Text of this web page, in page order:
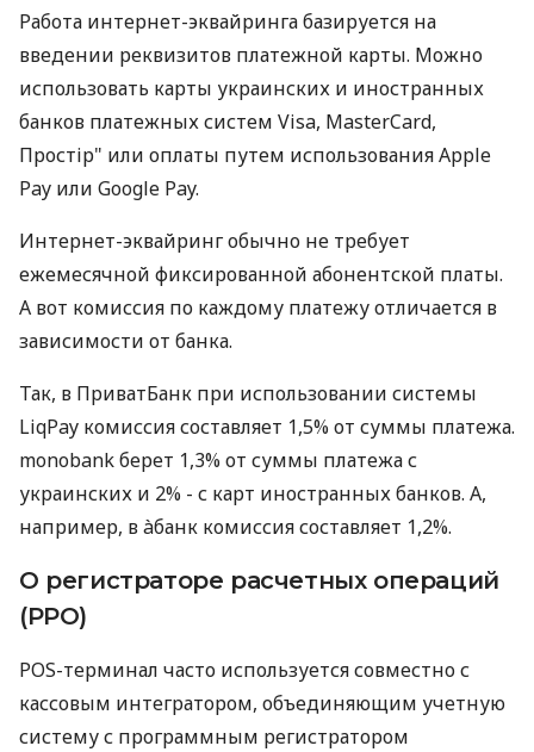
Работа интернет-эквайринга базируется на
введении реквизитов платежной карты. Можно
использовать карты украинских и иностранных
банков платежных систем Visa, MasterCard,
Простір" или оплаты путем использования Apple
Pay или Google Pay.
Интернет-эквайринг обычно не требует
ежемесячной фиксированной абонентской платы.
А вот комиссия по каждому платежу отличается в
зависимости от банка.
Так, в ПриватБанк при использовании системы
LiqPay комиссия составляет 1,5% от суммы платежа.
monobank берет 1,3% от суммы платежа с
украинских и 2% - с карт иностранных банков. А,
например, в àбанк комиссия составляет 1,2%.
О регистраторе расчетных операций
(РРО)
POS-терминал часто используется совместно с
кассовым интегратором, объединяющим учетную
систему с программным регистратором